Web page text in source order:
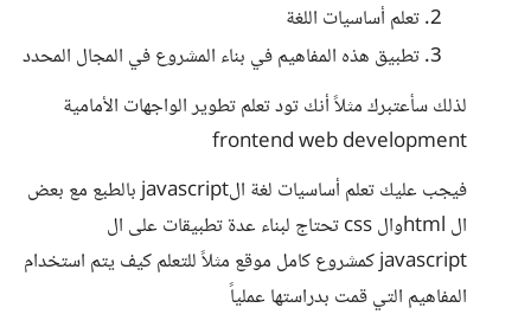
تعلم أساسيات اللغة
تطبيق هذه المفاهيم في بناء المشروع في المجال المحدد
لذلك سأعتبرك مثلاً أنك تود تعلم تطوير الواجهات الأمامية
frontend web development
فيجب عليك تعلم أساسيات لغة الjavascript بالطبع مع بعض
ال htmlوال css تحتاج لبناء عدة تطبيقات على ال
javascript كمشروع كامل موقع مثلاً للتعلم كيف يتم استخدام
المفاهيم التي قمت بدراستها عملياً